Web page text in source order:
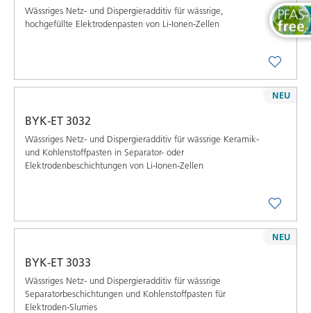
Wässriges Netz- und Dispergieradditiv für wässrige,
hochgefüllte Elektrodenpasten von Li-Ionen-Zellen
BYK-ET 3032
Wässriges Netz- und Dispergieradditiv für wässrige Keramik-
und Kohlenstoffpasten in Separator- oder
Elektrodenbeschichtungen von Li-Ionen-Zellen
NEU
BYK-ET 3033
Wässriges Netz- und Dispergieradditiv für wässrige
Separatorbeschichtungen und Kohlenstoffpasten für
Elektroden-Slurries
NEU